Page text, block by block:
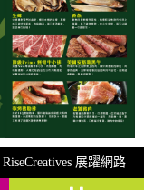
RiseCreatives 展躍網路